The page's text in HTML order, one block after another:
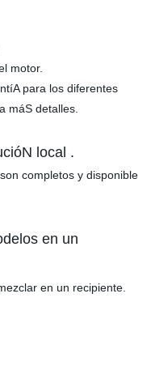
motor.
para los diferentes
máS detalles.
local .
completos y disponible
en un
en un recipiente.